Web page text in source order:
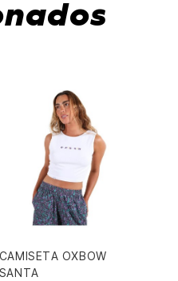
CAMISETA OXBOW
SANTA